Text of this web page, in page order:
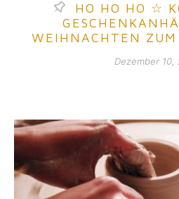
HO HO HO ☆
WEIHNACHTEN ZUM
Dezember 10,